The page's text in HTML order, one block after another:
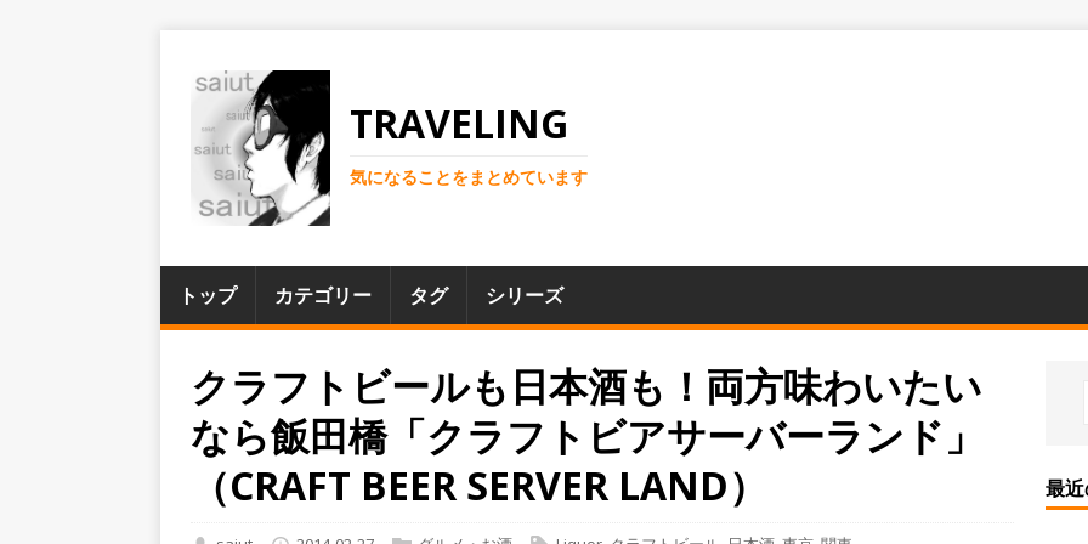
TRAVELING
気になることをまとめています
トップ カテゴリー タグ シリーズ
クラフトビールも日本酒も！両方味わいたい
なら飯田橋「クラフトビアサーバーランド」
（CRAFT BEER SERVER LAND）
最